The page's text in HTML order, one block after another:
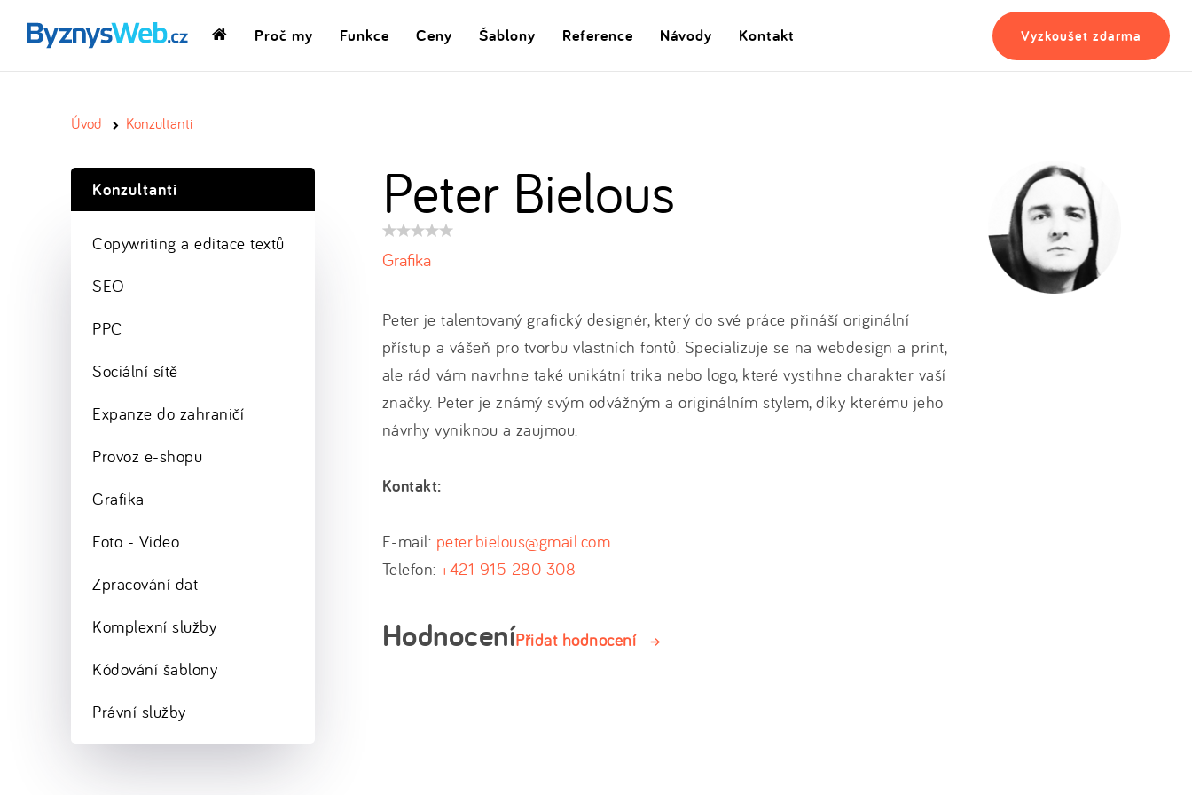
DomovskáProč my Funkce Ceny Šablony Reference Návody Kontakt Vyzkoušet zdarma
Úvod Konzultanti
Peter Bielous
Hodnocení
produktu:
Grafika
Peter je talentovaný grafický designér, který do své práce přináší originální
přístup a vášeň pro tvorbu vlastních fontů. Specializuje se na webdesign a print,
ale rád vám navrhne také unikátní trika nebo logo, které vystihne charakter vaší
značky. Peter je známý svým odvážným a originálním stylem, díky kterému jeho
návrhy vyniknou a zaujmou.
Kontakt:
E-mail: peter.bielous@gmail.com
Telefon:+421 915 280 308
HodnoceníPřidat hodnocení
Konzultanti
Copywriting a editace textů
SEO
PPC
Sociální sítě
Expanze do zahraničí
Provoz e-shopu
Grafika
Foto - Video
Zpracování dat
Komplexní služby
Kódování šablony
Právní služby